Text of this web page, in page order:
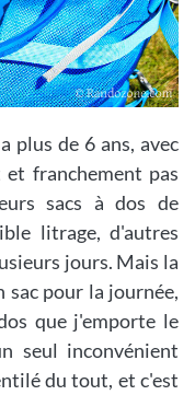
plus de 6 ans, avec
franchement pas
sacs à dos de
litrage, d'autres
jours. Mais la
sac pour la journée,
que j'emporte le
seul inconvénient
du tout, et c'est